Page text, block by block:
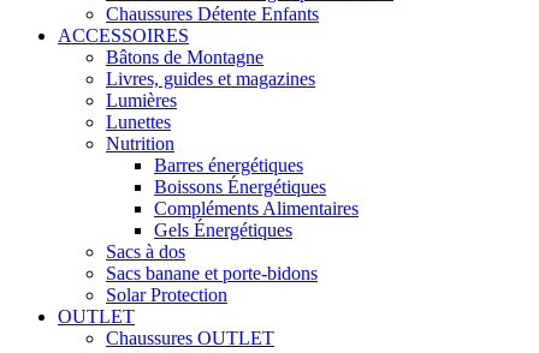
Chaussures Détente Enfants
ACCESSOIRES
Bâtons de Montagne
Livres, guides et magazines
Lumières
Lunettes
Nutrition
Barres énergétiques
Boissons Énergétiques
Compléments Alimentaires
Gels Énergétiques
Sacs à dos
Sacs banane et porte-bidons
Solar Protection
OUTLET
Chaussures OUTLET